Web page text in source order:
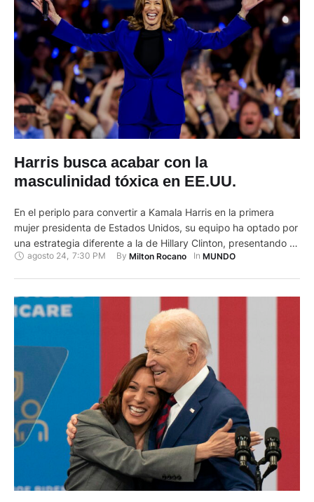
Harris busca acabar con la
masculinidad tóxica en EE.UU.
En el periplo para convertir a Kamala Harris en la primera
mujer presidenta de Estados Unidos, su equipo ha optado por
una estrategia diferente a la de Hillary Clinton, presentando a
una mujer poderosa en un matrimonio moderno para hacer
agosto 24, 7:30 PM By Milton Rocano In MUNDO